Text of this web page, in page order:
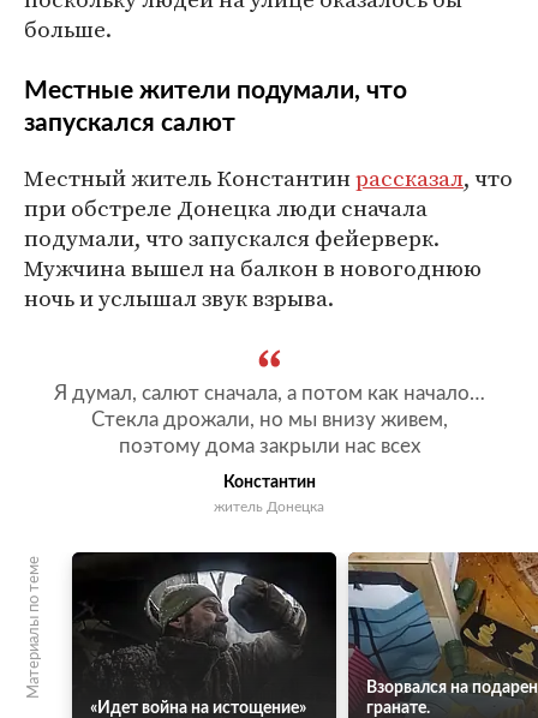
больше.
Местные жители подумали, что
запускался салют
Местный житель Константинрассказал, что
при обстреле Донецка люди сначала
подумали, что запускался фейерверк.
Мужчина вышел на балкон в новогоднюю
ночь и услышал звук взрыва.
Я думал, салют сначала, а потом как начало…
Стекла дрожали, но мы внизу живем,
поэтому дома закрыли нас всех
Константин
житель Донецка
Материалы по теме
«Идет война на истощение»
Взорвался на
гранате.